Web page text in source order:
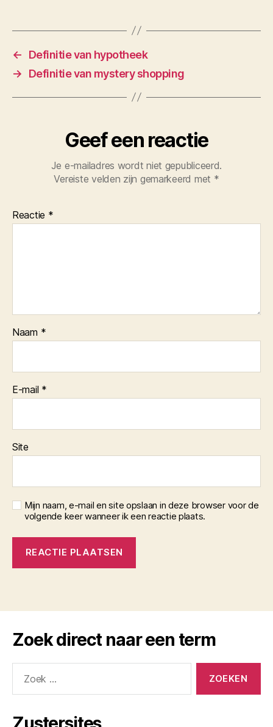
←
Definitie van hypotheek
→
Definitie van mystery shopping
Geef een reactie
Je e-mailadres wordt niet gepubliceerd.
Vereiste velden zijn gemarkeerd met *
Reactie *
Naam *
E-mail *
Site
Mijn naam, e-mail en site opslaan in deze browser voor de
volgende keer wanneer ik een reactie plaats.
Zoek direct naar een term
naar: